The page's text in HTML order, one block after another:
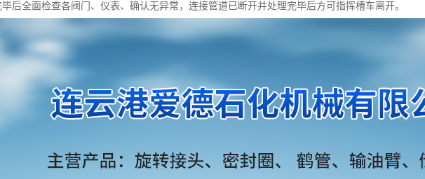
后全面检查各阀门、仪表、确认无异常，连接管道已断开并处理完毕后方可指挥槽车离开。